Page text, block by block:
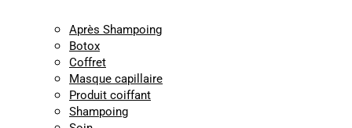
Après Shampoing
Botox
Coffret
Masque capillaire
Produit coiffant
Shampoing